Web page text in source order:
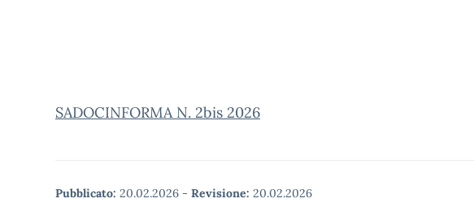
SADOCINFORMA N. 2bis 2026
Pubblicato: 20.02.2026 - Revisione: 20.02.2026